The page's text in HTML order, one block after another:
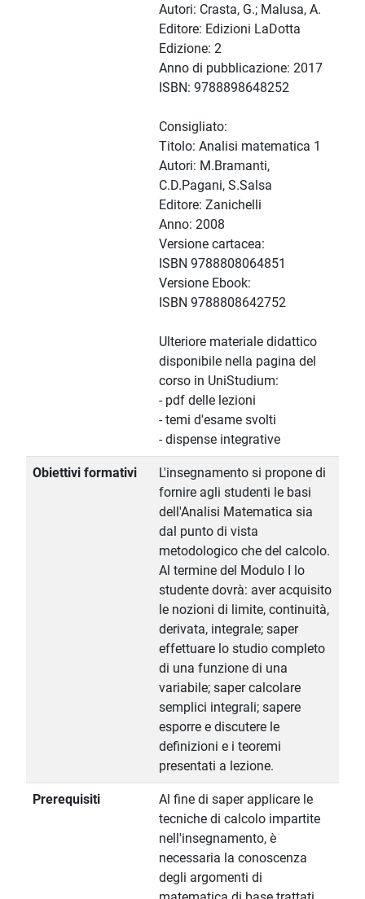
Autori: Crasta, G.; Malusa, A.
Editore: Edizioni LaDotta
Edizione: 2
Anno di pubblicazione: 2017
ISBN: 9788898648252
Consigliato:
Titolo: Analisi matematica 1
Autori: M.Bramanti,
C.D.Pagani, S.Salsa
Editore: Zanichelli
Anno: 2008
Versione cartacea:
ISBN 9788808064851
Versione Ebook:
ISBN 9788808642752
Ulteriore materiale didattico
disponibile nella pagina del
corso in UniStudium:
- pdf delle lezioni
- temi d'esame svolti
- dispense integrative
Obiettivi formativi
L'insegnamento si propone di
fornire agli studenti le basi
dell'Analisi Matematica sia
dal punto di vista
metodologico che del calcolo.
Al termine del Modulo I lo
studente dovrà: aver acquisito
le nozioni di limite, continuità,
derivata, integrale; saper
effettuare lo studio completo
di una funzione di una
variabile; saper calcolare
semplici integrali; sapere
esporre e discutere le
definizioni e i teoremi
presentati a lezione.
Prerequisiti
Al fine di saper applicare le
tecniche di calcolo impartite
nell'insegnamento, è
necessaria la conoscenza
degli argomenti di